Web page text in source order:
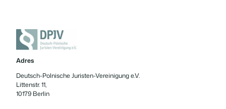
Adres
Deutsch-Polnische Juristen-Vereinigung e.V.
Littenstr. 11,
10179 Berlin